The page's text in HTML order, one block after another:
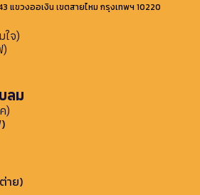
แขวงออเงิน เขตสายไหม กรุงเทพฯ 10220
จ)
)
ลม
)
าย)